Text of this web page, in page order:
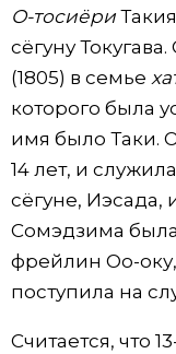
О-тосиёри
сёгуну
(1805) в семье
которого была
имя было Таки.
14 лет, и
сёгуне, Иэсада,
Сомэдзима
фрейлин Оо-
поступила на
Считается, что